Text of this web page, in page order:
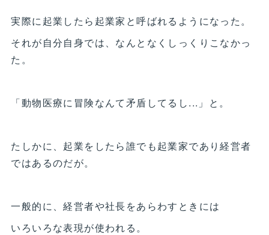
実際に起業したら起業家と呼ばれるようになった。
それが自分自身では、なんとなくしっくりこなかっ
た。
「動物医療に冒険なんて矛盾してるし...」と。
たしかに、起業をしたら誰でも起業家であり経営者
ではあるのだが。
一般的に、経営者や社長をあらわすときには
いろいろな表現が使われる。